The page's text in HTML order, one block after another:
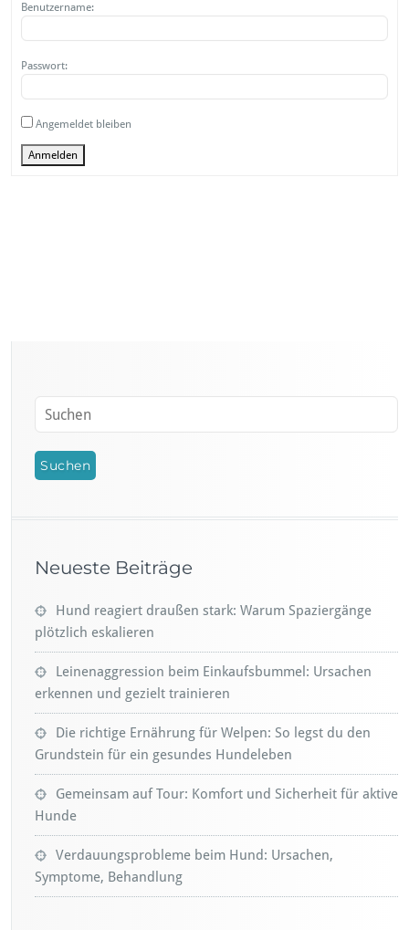
Benutzername:
Passwort:
Angemeldet bleiben
Anmelden
Neueste Beiträge
Hund reagiert draußen stark: Warum Spaziergänge
plötzlich eskalieren
Leinenaggression beim Einkaufsbummel: Ursachen
erkennen und gezielt trainieren
Die richtige Ernährung für Welpen: So legst du den
Grundstein für ein gesundes Hundeleben
Gemeinsam auf Tour: Komfort und Sicherheit für aktive
Hunde
Verdauungsprobleme beim Hund: Ursachen,
Symptome, Behandlung